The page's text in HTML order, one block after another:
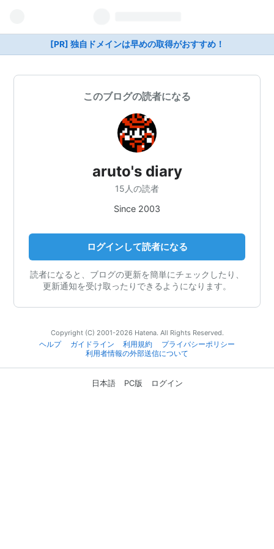
[PR] 独自ドメインは早めの取得がおすすめ！
このブログの読者になる
aruto's diary
15人の読者
Since 2003
ログインして読者になる
読者になると、ブログの更新を簡単にチェックしたり、
更新通知を受け取ったりできるようになります。
Copyright (C) 2001-2026 Hatena. All Rights Reserved.
ヘルプ
ガイドライン 利用規約
プライバシーポリシー
利用者情報の外部送信について
日本語 PC版 ログイン